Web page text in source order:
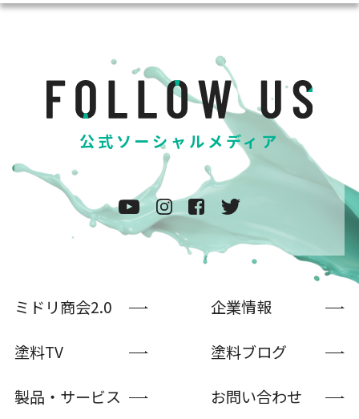
公式ソーシャルメディア
ミドリ商会2.0
企業情報
塗料TV
塗料ブログ
製品・サービス
お問い合わせ